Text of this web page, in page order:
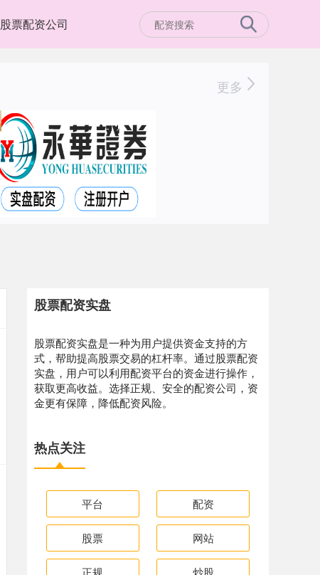
股票配资公司
更多
股票配资实盘
股票配资实盘是一种为用户提供资金支持的方
式，帮助提高股票交易的杠杆率。通过股票配资
实盘，用户可以利用配资平台的资金进行操作，
获取更高收益。选择正规、安全的配资公司，资
金更有保障，降低配资风险。
热点关注
平台 配资
股票 网站
正规 炒股